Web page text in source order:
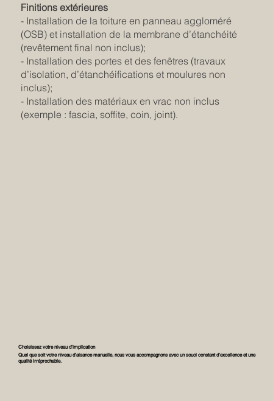
Finitions extérieures
- Installation de la toiture en panneau aggloméré
(OSB) et installation de la membrane d’étanchéité
(revêtement final non inclus);
- Installation des portes et des fenêtres (travaux
d’isolation, d’étanchéifications et moulures non
inclus);
- Installation des matériaux en vrac non inclus
(exemple : fascia, soffite, coin, joint).
Choisissez votre niveau d’implication
Quel que soit votre niveau d’aisance manuelle, nous vous accompagnons avec un souci constant d’excellence et une
qualité irréprochable.